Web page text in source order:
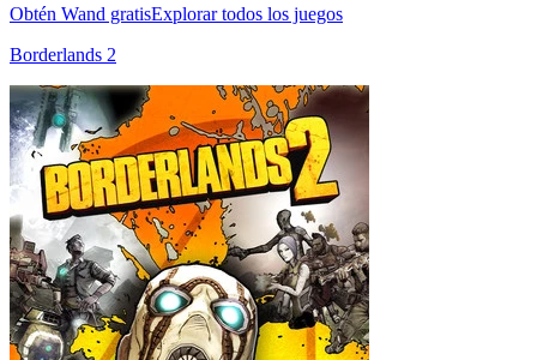
Obtén Wand gratisExplorar todos los juegos
Borderlands 2